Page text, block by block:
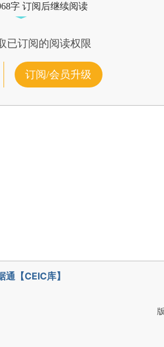
字 订阅后继续阅读
已订阅的阅读权限
订阅/会员升级
通【CEIC库】